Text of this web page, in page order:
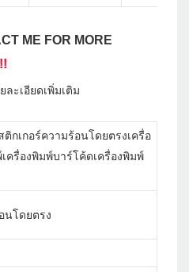
ME FOR MORE
ะเอียดเพิ่มเติม
กเกอร์ความร้อนโดยตรงเครื่อ
ครื่องพิมพ์บาร์โค้ดเครื่องพิมพ์
นโดยตรง